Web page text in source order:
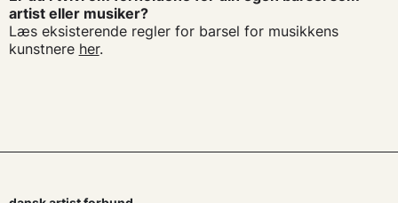
artist eller musiker?
Læs eksisterende regler for barsel for musikkens
kunstnere her.